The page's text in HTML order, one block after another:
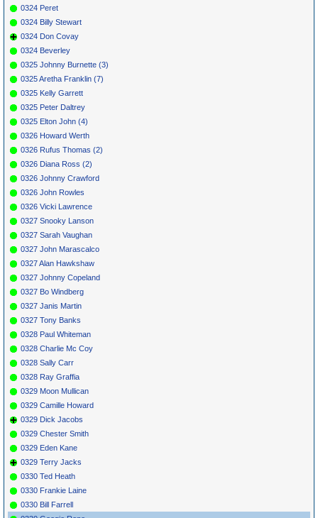
0324 Peret
0324 Billy Stewart
0324 Don Covay
0324 Beverley
0325 Johnny Burnette (3)
0325 Aretha Franklin (7)
0325 Kelly Garrett
0325 Peter Daltrey
0325 Elton John (4)
0326 Howard Werth
0326 Rufus Thomas (2)
0326 Diana Ross (2)
0326 Johnny Crawford
0326 John Rowles
0326 Vicki Lawrence
0327 Snooky Lanson
0327 Sarah Vaughan
0327 John Marascalco
0327 Alan Hawkshaw
0327 Johnny Copeland
0327 Bo Windberg
0327 Janis Martin
0327 Tony Banks
0328 Paul Whiteman
0328 Charlie Mc Coy
0328 Sally Carr
0328 Ray Graffia
0329 Moon Mullican
0329 Camille Howard
0329 Dick Jacobs
0329 Chester Smith
0329 Eden Kane
0329 Terry Jacks
0330 Ted Heath
0330 Frankie Laine
0330 Bill Farrell